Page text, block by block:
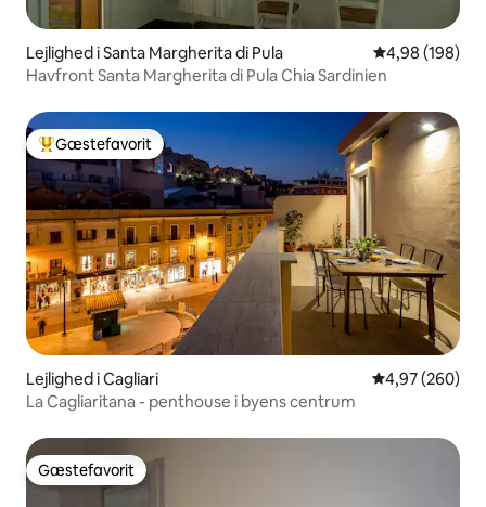
Lejlighed i Santa Margherita di Pula 4,98 ud af 5 i
4,98 (198)
Havfront Santa Margherita di Pula Chia Sardinien
Bedste gæstefavorit
Gæstefavorit
Lejlighed i Cagliari 4,97 ud af 5 i
4,97 (260)
La Cagliaritana - penthouse i byens centrum
Gæstefavorit
Gæstefavorit